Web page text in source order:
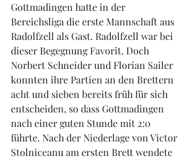
Gottmadingen hatte in der
Bereichsliga die erste Mannschaft aus
Radolfzell als Gast. Radolfzell war bei
dieser Begegnung Favorit. Doch
Norbert Schneider und Florian Sailer
konnten ihre Partien an den Brettern
acht und sieben bereits früh für sich
entscheiden, so dass Gottmadingen
nach einer guten Stunde mit 2:0
führte. Nach der Niederlage von Victor
Stolniceanu am ersten Brett wendete